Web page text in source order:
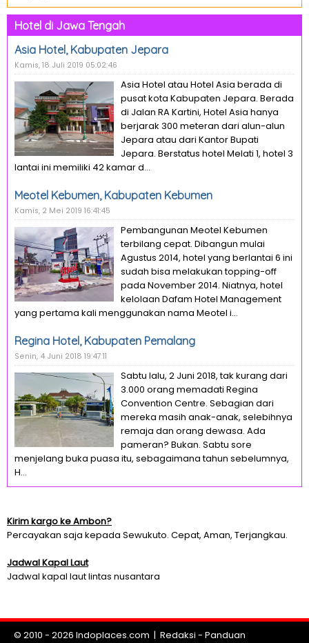
Hotel di Jawa Tengah
Asia Hotel, Kabupaten Jepara
Kamis, 18 Juli 2019 05:02:46
Asia Hotel atau Hotel Asia berada di
pusat kota Kabupaten Jepara. Berada
di Jalan RA Kartini, Hotel Asia hanya
berjarak 300 meteran dari alun-alun
Jepara atau dari Kantor Bupati
Jepara. Berstatus hotel Melati 1, hotel 3
lantai ini memiliki 42 kamar d...
Meotel Kebumen, Kabupaten Kebumen
Kamis, 2 Mei 2019 16:41:45
Pembangunan Meotel Kebumen
terbilang cepat. Dibangun mulai
Agustus 2014, hotel yang berlantai 6 ini
sudah bisa melakukan topping-off
pada November 2014. Niatnya, hotel
kelolaan Dafam Hotel Management
yang pertama kali menggunakan nama Meotel i...
Regina Hotel, Kabupaten Pemalang
Senin, 4 Juni 2018 19:47:11
Sabtu lalu, 2 Juni 2018, tak kurang dari
3.000 orang memadati Regina
Convention Centre. Sebagian dari
mereka masih anak-anak, selebihnya
remaja dan orang dewasa. Ada
pameran? Bukan. Sabtu sore
menjelang buka puasa itu, sebagaimana tahun sebelumnya,
H...
Kirim kargo ke Ambon?
Percayakan saja kepada Sewukuto. Cepat, Aman, Terjangkau.
Jadwal Kapal Laut
Jadwal kapal laut lintas nusantara
© 2010 - 2026 Indoplaces.com | Redaksi - Panduan